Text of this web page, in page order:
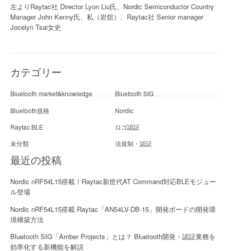
左よりRaytac社 Director Lyon Liu氏、Nordic Semiconductor Country
Manager John Kenny氏、私（岩舘）、Raytac社 Senior manager
Jocelyn Tsai女史
カテゴリー
Bluetooth market&knowledge
Bluetooth SIG
Bluetooth規格
Nordic
Raytac BLE
ロゴ認証
未分類
法規制・認証
最近の投稿
Nordic nRF54L15搭載！Raytac新世代AT Command対応BLEモジュー
ル登場
Nordic nRF54L15搭載 Raytac「AN54LV-DB-15」開発ボードの開発環
境構築方法
Bluetooth SIG「Amber Projects」とは？ Bluetooth開発・認証業務を
効率化する新機能を解説